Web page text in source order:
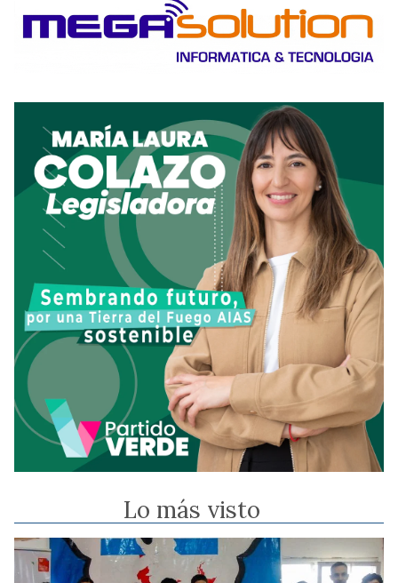
Lo más visto